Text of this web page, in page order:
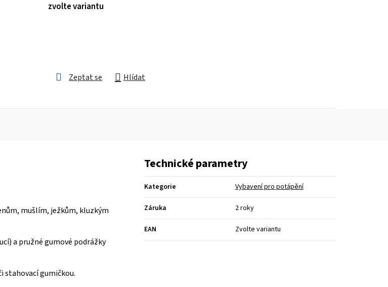
zvolte variantu
Zeptat se Hlídat
mušlím, ježkům, kluzkým
a pružné gumové podrážky
stahovací gumičkou.
Technické parametry
Kategorie Vybavení pro potápění
Záruka 2 roky
EAN Zvolte variantu